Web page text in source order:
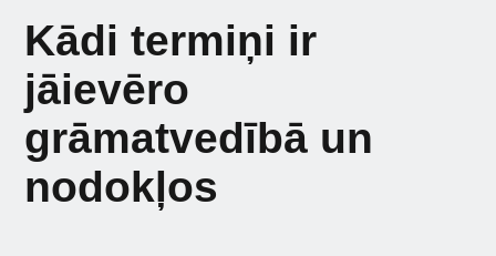
Kādi termiņi ir
jāievēro
grāmatvedībā un
nodokļos